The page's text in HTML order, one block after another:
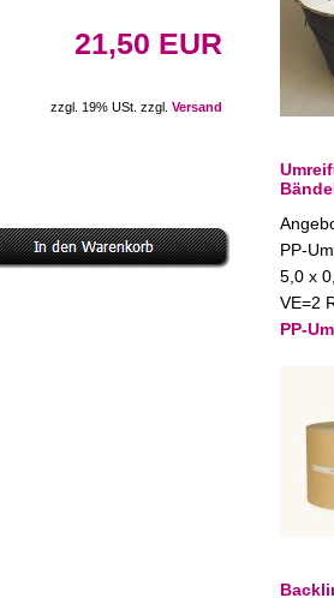
21,50 EUR
zzgl. 19% USt. zzgl. Versand
PP-
5,0 x
VE=2
PP-